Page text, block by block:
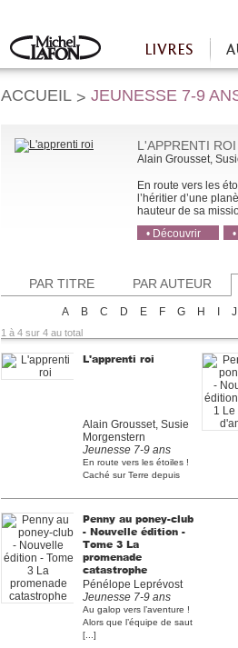
Accueil
LIVRES
ACCUEIL > JEUNESSE 7-9
L'APPRENTI ROI
Alain Grousset,
En route vers les
l’héritier d’une
hauteur de sa
• Découvrir
PAR TITRE PAR AUTEUR
A B C D E F G H J
1 à 4 sur 4 au total
L'apprenti roi
Alain Grousset, Susie
Morgenstern
Jeunesse 7-9 ans
En route vers les étoiles !
Caché sur Terre depuis
Penny au poney-club
- Nouvelle édition -
Tome 3 La
promenade
catastrophe
Pénélope Leprévost
Jeunesse 7-9 ans
Au galop vers l’aventure !
Alors que l’équipe de saut
[...]